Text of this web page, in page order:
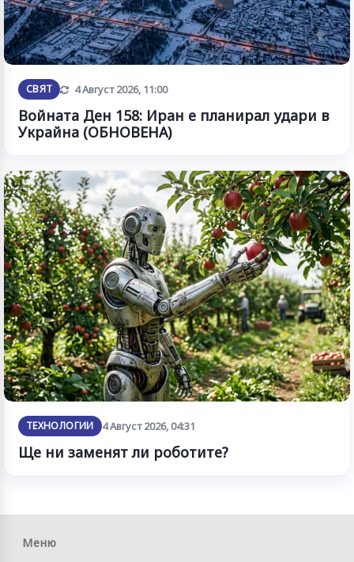
СВЯТ Обновена
4 Август 2026, 11:00
Войната Ден 158: Иран е планирал удари в
Украйна (ОБНОВЕНА)
ТЕХНОЛОГИИ 4 Август 2026, 04:31
Ще ни заменят ли роботите?
Меню